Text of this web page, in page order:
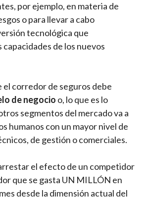
por ejemplo, en materia de
o para llevar a cabo
tecnológica que
de los nuevos
el corredor de seguros debe
de negocio o, lo que es lo
segmentos del mercado va a
humanos con un mayor nivel de
de gestión o comerciales.
el efecto de un competidor
que se gasta UN MILLÓN en
desde la dimensión actual del